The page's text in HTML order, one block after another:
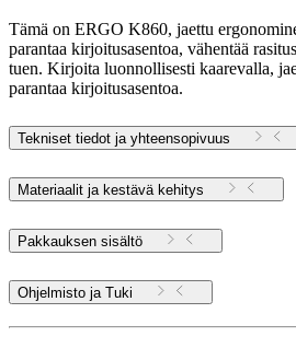
Tämä on ERGO K860, jaettu
parantaa kirjoitusasentoa, vähentää
tuen. Kirjoita luonnollisesti kaarevalla,
parantaa kirjoitusasentoa.
Tekniset tiedot ja yhteensopivuus
Materiaalit ja kestävä kehitys
Pakkauksen sisältö
Ohjelmisto ja Tuki